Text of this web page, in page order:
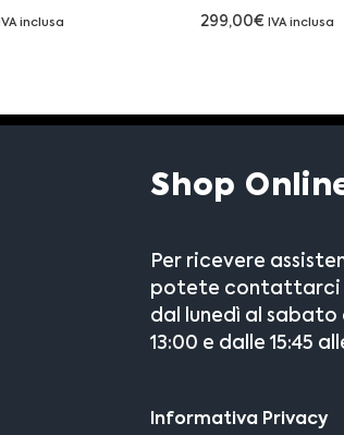
IVA inclusa 299,00€ IVA inclusa
Shop
Per ricevere
potete contattarci
dal lunedì al sabato
13:00 e dalle 15:45
Informativa Privacy